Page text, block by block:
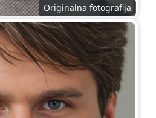
Originalna fotografija